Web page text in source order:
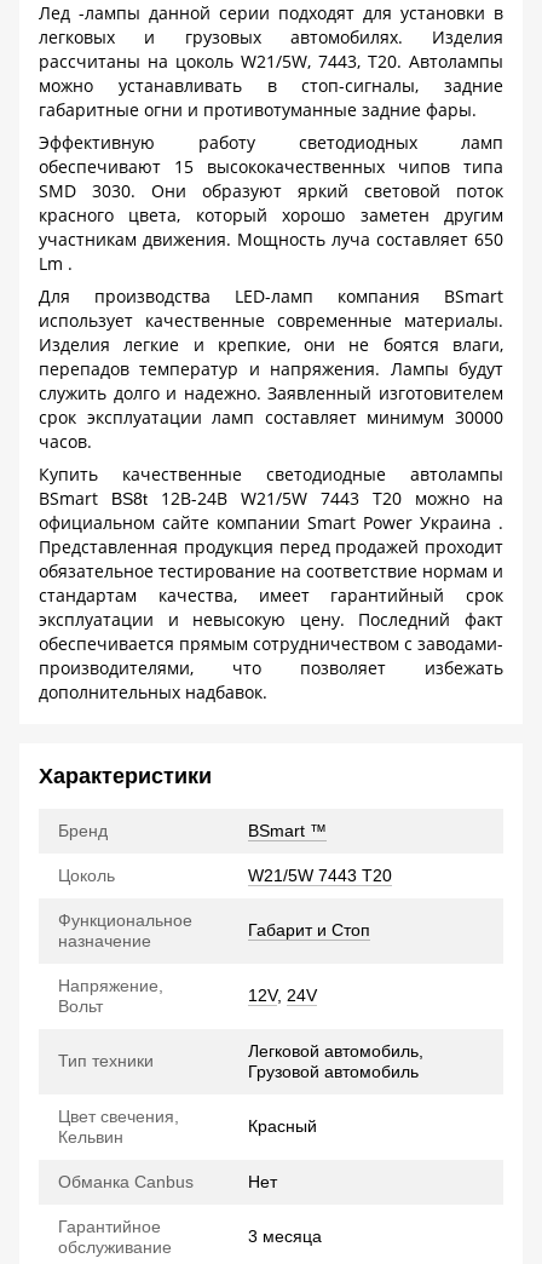
Лед -лампы данной серии подходят для установки в
легковых и грузовых автомобилях. Изделия
рассчитаны на цоколь W21/5W, 7443, T20. Автолампы
можно устанавливать в стоп-сигналы, задние
габаритные огни и противотуманные задние фары.
Эффективную работу светодиодных ламп
обеспечивают 15 высококачественных чипов типа
SMD 3030. Они образуют яркий световой поток
красного цвета, который хорошо заметен другим
участникам движения. Мощность луча составляет 650
Lm .
Для производства LED-ламп компания BSmart
использует качественные современные материалы.
Изделия легкие и крепкие, они не боятся влаги,
перепадов температур и напряжения. Лампы будут
служить долго и надежно. Заявленный изготовителем
срок эксплуатации ламп составляет минимум 30000
часов.
Купить качественные светодиодные автолампы
BSmart
BS8t 12B-24B W21/5W 7443 T20 можно на
официальном сайте компании Smart Power Украина .
Представленная продукция перед продажей проходит
обязательное тестирование на соответствие нормам и
стандартам качества, имеет гарантийный срок
эксплуатации и невысокую цену. Последний факт
обеспечивается прямым сотрудничеством с заводами-
производителями, что позволяет избежать
дополнительных надбавок.
Характеристики
Бренд BSmart ™
Цоколь W21/5W 7443 T20
Функциональное
назначение
Габарит и Стоп
Напряжение,
Вольт
12V, 24V
Тип техники
Легковой автомобиль,
Грузовой автомобиль
Цвет свечения,
Кельвин
Красный
Обманка Canbus Нет
Гарантийное
обслуживание
3 месяца